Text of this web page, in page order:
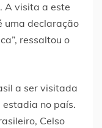
A visita a este
uma declaração
ressaltou o
a ser visitada
no país.
Celso